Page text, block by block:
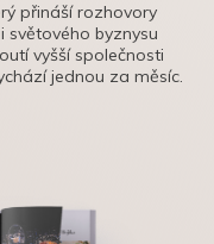
přináší rozhovory
světového byznysu
vyšší společnosti
jednou za měsíc.